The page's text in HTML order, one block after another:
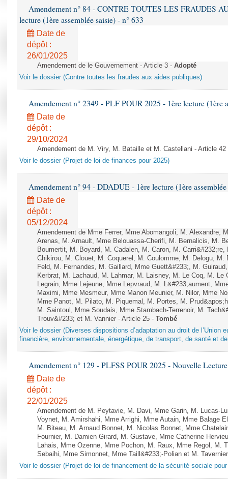
Amendement n° 84 - CONTRE TOUTES LES FRAUDES
lecture (1ère assemblée saisie) - n° 633
Date de
dépôt :
26/01/2025
Amendement de le Gouvernement - Article 3 - Adopté
Voir le dossier (Contre toutes les fraudes aux aides publiques)
Amendement n° 2349 - PLF POUR 2025 - 1ère lecture (1ère
Date de
dépôt :
29/10/2024
Amendement de M. Viry, M. Bataille et M. Castellani - Article
Voir le dossier (Projet de loi de finances pour 2025)
Amendement n° 94 - DDADUE - 1ère lecture (1ère
Date de
dépôt :
05/12/2024
Amendement de Mme Ferrer, Mme Abomangoli, M. Alexandre,
Arenas, M. Arnault, Mme Belouassa-Cherifi, M. Bernalicis, M.
Boumertit, M. Boyard, M. Cadalen, M. Caron, M.
Chikirou, M. Clouet, M. Coquerel, M. Coulomme, M. Delogu, M.
Feld, M. Fernandes, M. Gaillard, Mme Guett&#233;, M.
Kerbrat, M. Lachaud, M. Lahmar, M. Laisney, M. Le Coq, M. Le
Legrain, Mme Lejeune, Mme Lepvraud, M. L&#233;aument,
Maximi, Mme Mesmeur, Mme Manon Meunier, M. Nilor, Mme
Mme Panot, M. Pilato, M. Piquemal, M. Portes, M.
M. Saintoul, Mme Soudais, Mme Stambach-Terrenoir, M.
Trouv&#233; et M. Vannier - Article 25 - Tombé
Voir le dossier (Diverses dispositions d’adaptation au droit de l’Union
financière, environnementale, énergétique, de transport, de santé et
Amendement n° 129 - PLFSS POUR 2025 - Nouvelle
Date de
dépôt :
22/01/2025
Amendement de M. Peytavie, M. Davi, Mme Garin, M. Lucas-
Voynet, M. Amirshahi, Mme Arrighi, Mme Autain, Mme Balage
M. Biteau, M. Arnaud Bonnet, M. Nicolas Bonnet, Mme
Fournier, M. Damien Girard, M. Gustave, Mme Catherine
Lahais, Mme Ozenne, Mme Pochon, M. Raux, Mme Regol, M.
Sebaihi, Mme Simonnet, Mme Taill&#233;-Polian et M.
Voir le dossier (Projet de loi de financement de la sécurité sociale pour